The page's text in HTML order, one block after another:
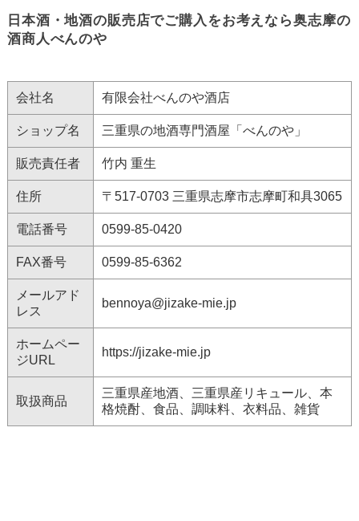
日本酒・地酒の販売店でご購入をお考えなら奥志摩の
酒商人べんのや
会社名 有限会社べんのや酒店
ショップ名 三重県の地酒専門酒屋「べんのや」
販売責任者 竹内 重生
住所 〒517-0703 三重県志摩市志摩町和具3065
電話番号 0599-85-0420
FAX番号 0599-85-6362
メールアド
レス
bennoya@jizake-mie.jp
ホームペー
ジURL
https://jizake-mie.jp
取扱商品
三重県産地酒、三重県産リキュール、本
格焼酎、食品、調味料、衣料品、雑貨